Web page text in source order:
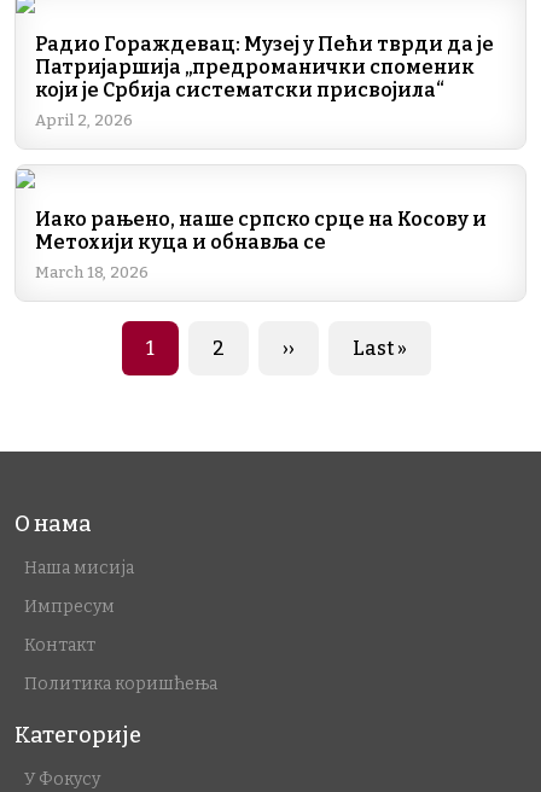
Радио Гораждевац: Музеј у Пећи тврди да је
Патријаршија „предроманички споменик
који је Србија систематски присвојила“
April 2, 2026
Иако рањено, наше српско срце на Косову и
Метохији куца и обнавља се
March 18, 2026
Pagination
Page
1 Page
2 Next page
›› Last page
Last »
О нама
Наша мисија
Импресум
Контакт
Политика коришћења
Категорије
У Фокусу